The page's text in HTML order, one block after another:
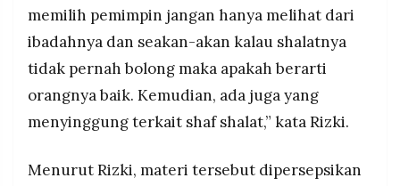
memilih pemimpin jangan hanya melihat dari
ibadahnya dan seakan-akan kalau shalatnya
tidak pernah bolong maka apakah berarti
orangnya baik. Kemudian, ada juga yang
menyinggung terkait shaf shalat,” kata Rizki.
Menurut Rizki, materi tersebut dipersepsikan